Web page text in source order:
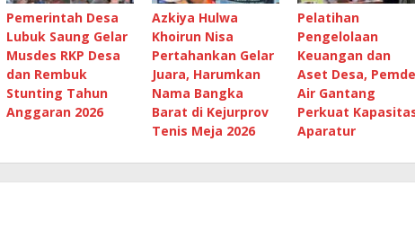
Pemerintah Desa
Lubuk Saung Gelar
Musdes RKP Desa
dan Rembuk
Stunting Tahun
Anggaran 2026
Azkiya Hulwa
Khoirun Nisa
Pertahankan Gelar
Juara, Harumkan
Nama Bangka
Barat di Kejurprov
Tenis Meja 2026
Pelatihan
Pengelolaan
Keuangan dan
Aset Desa,
Air Gantang
Perkuat
Aparatur